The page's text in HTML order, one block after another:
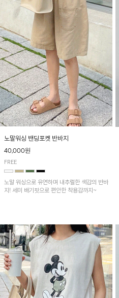
노말워싱 밴딩포켓 반바지
40,000원
FREE
노말 워싱으로 유연하며 내추럴한 색감의 반바
지! 세미 배기핏으로 편안한 착용감까지~